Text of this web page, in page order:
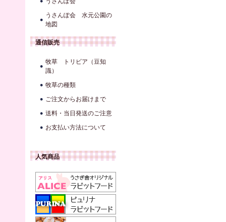
うさんぽ会 水元公園の
地図
通信販売
牧草 トリビア（豆知
識）
牧草の種類
ご注文からお届けまで
送料・当日発送のご注意
お支払い方法について
人気商品